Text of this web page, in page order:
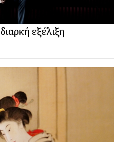
εξέλιξη